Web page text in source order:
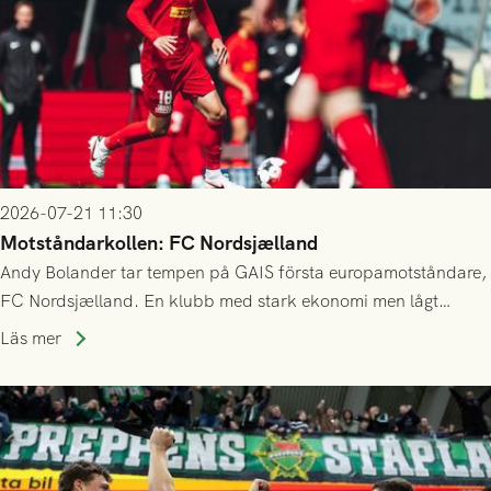
2026-07-21 11:30
Motståndarkollen: FC Nordsjælland
Andy Bolander tar tempen på GAIS första europamotståndare,
FC Nordsjælland. En klubb med stark ekonomi men lågt
publiksnitt, ett lag med både kollektiv styrka och individuell
Läs mer